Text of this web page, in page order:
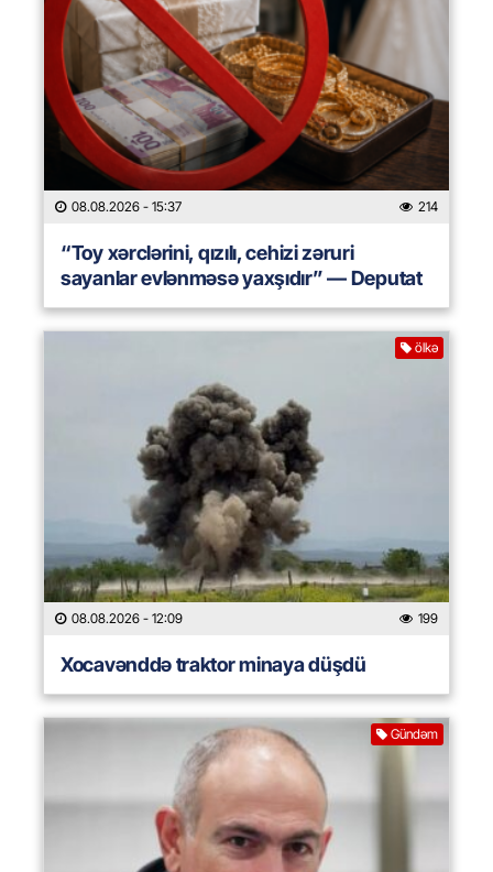
08.08.2026 - 15:37 214
“Toy xərclərini, qızılı, cehizi zəruri
sayanlar evlənməsə yaxşıdır” — Deputat
ölkə
08.08.2026 - 12:09 199
Xocavənddə traktor minaya düşdü
Gündəm